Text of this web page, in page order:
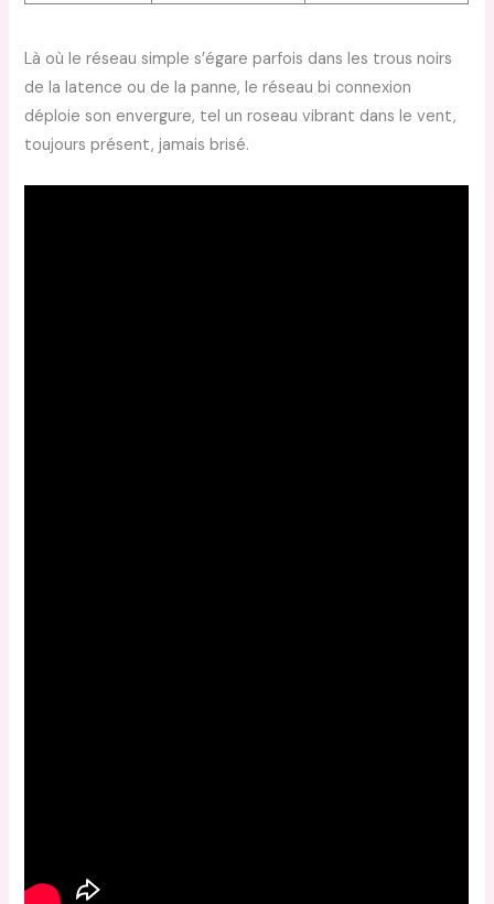
Là où le réseau simple s’égare parfois dans les trous noirs
de la latence ou de la panne, le réseau bi connexion
déploie son envergure, tel un roseau vibrant dans le vent,
toujours présent, jamais brisé.